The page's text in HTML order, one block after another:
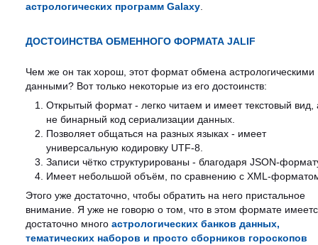
астрологических программ Galaxy.
ДОСТОИНСТВА ОБМЕННОГО ФОРМАТА JALIF
Чем же он так хорош, этот формат обмена астрологическими
данными? Вот только некоторые из его достоинств:
Открытый формат - легко читаем и имеет текстовый вид,
не бинарный код сериализации данных.
Позволяет общаться на разных языках - имеет
универсальную кодировку UTF-8.
Записи чётко структурированы - благодаря JSON-
Имеет небольшой объём, по сравнению с XML-
Этого уже достаточно, чтобы обратить на него пристальное
внимание. Я уже не говорю о том, что в этом формате
достаточно много астрологических банков данных,
тематических наборов и просто сборников гороскопов